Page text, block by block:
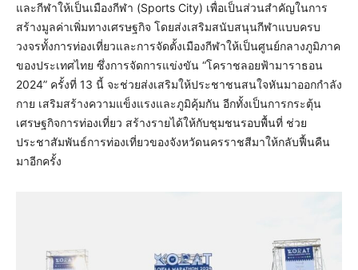
และกีฬาให้เป็นเมืองกีฬา (Sports City) เพื่อเป็นส่วนสำคัญในการ
สร้างมูลค่าเพิ่มทางเศรษฐกิจ โดยส่งเสริมสนับสนุนกีฬาแบบครบ
วงจรทั้งการท่องเที่ยวและการจัดตั้งเมืองกีฬาให้เป็นศูนย์กลางภูมิภาค
ของประเทศไทย ซึ่งการจัดการแข่งขัน “โคราชลอยฟ้ามาราธอน
2024” ครั้งที่ 13 นี้ จะช่วยส่งเสริมให้ประชาชนสนใจหันมาออกกำลัง
กาย เสริมสร้างความแข็งแรงและภูมิคุ้มกัน อีกทั้งเป็นการกระตุ้น
เศรษฐกิจการท่องเที่ยว สร้างรายได้ให้กับชุมชนรอบพื้นที่ ช่วย
ประชาสัมพันธ์การท่องเที่ยวของจังหวัดนครราชสีมาให้กลับฟื้นคืน
มาอีกครั้ง